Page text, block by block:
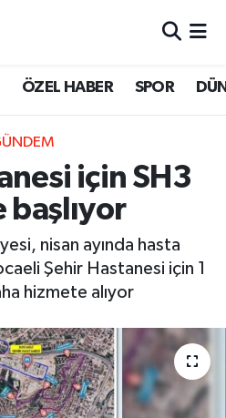
ÖZEL HABER SPOR
için SH3
başlıyor
nisan ayında hasta
Şehir Hastanesi için 1
hizmete alıyor
ve Fikstür